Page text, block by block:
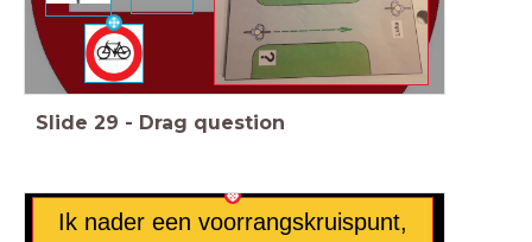
Slide 29 - Drag question
Ik nader een voorrangskruispunt,